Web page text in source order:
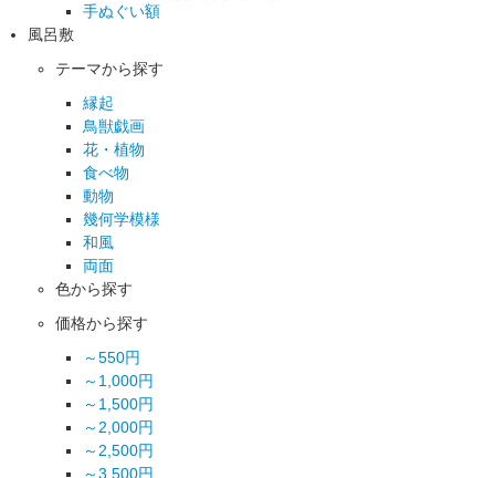
手ぬぐい額
風呂敷
テーマから探す
縁起
鳥獣戯画
花・植物
食べ物
動物
幾何学模様
和風
両面
色から探す
価格から探す
～550円
～1,000円
～1,500円
～2,000円
～2,500円
～3,500円